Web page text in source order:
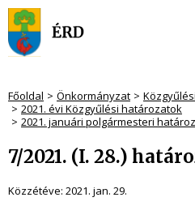
Főoldal Önkormányzat
2021. évi Közgyűlési határozatok
2021. januári polgármesteri
7/2021. (I. 28.)
Közzétéve: 2021. jan. 29.